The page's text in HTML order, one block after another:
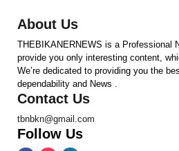
About Us
THEBIKANERNEWS is a Professional
provide you only interesting content,
We’re dedicated to providing you the
dependability and News .
Contact Us
tbnbkn@gmail.com
Follow Us